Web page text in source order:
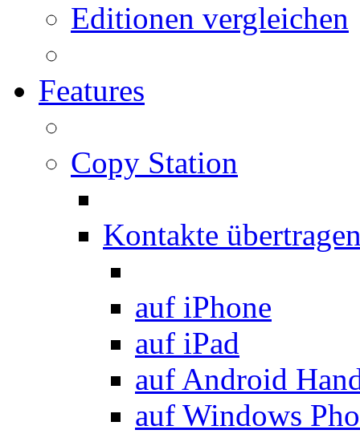
Editionen vergleichen
Features
Copy Station
Kontakte
auf iPhone
auf iPad
auf Android
auf Windows